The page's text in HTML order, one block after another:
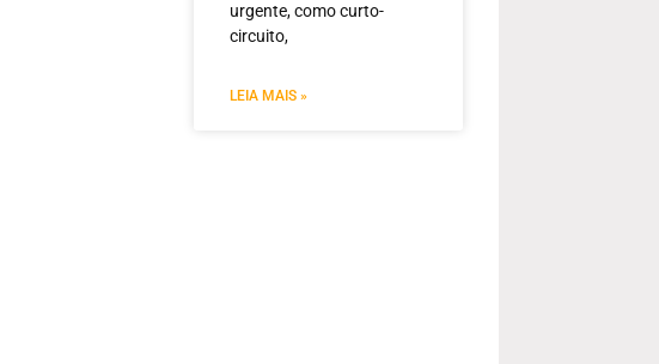
urgente, como curto-
circuito,
LEIA MAIS »